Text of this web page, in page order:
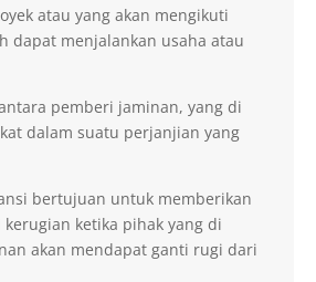
atau yang akan mengikuti
dapat menjalankan usaha atau
pemberi jaminan, yang di
dalam suatu perjanjian yang
bertujuan untuk memberikan
ketika pihak yang di
akan mendapat ganti rugi dari